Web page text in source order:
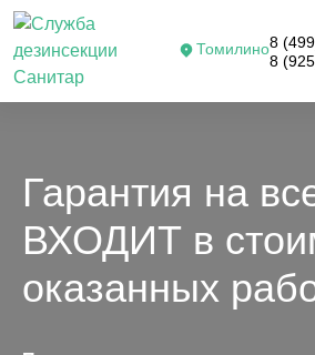
Томилино8
8
Гарантия на
ВХОДИТ в
оказанных